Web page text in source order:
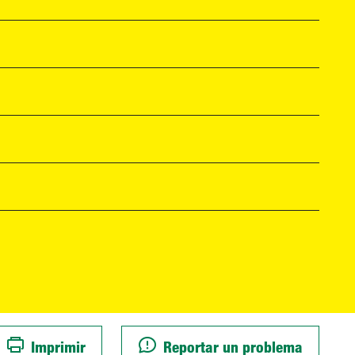
Imprimir Reportar un problema